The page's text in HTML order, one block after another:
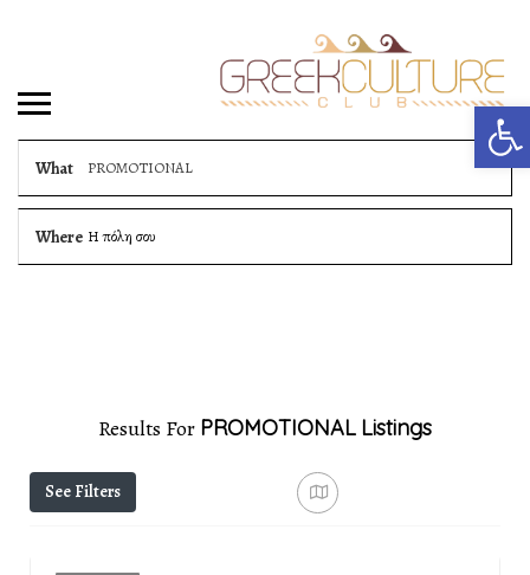
What
Where Η πόλη σου
Results For PROMOTIONAL Listings
See Filters